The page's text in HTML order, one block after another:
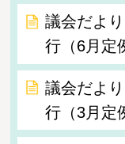
議会だよ
行（6月定
議会だよ
行（3月定